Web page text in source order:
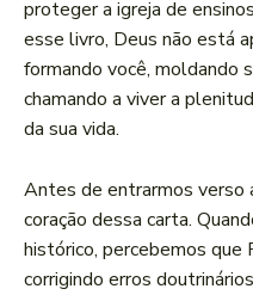
proteger a igreja de
esse livro, Deus não está
formando você, moldando
chamando a viver a
da sua vida.
Antes de entrarmos verso
coração dessa carta.
histórico, percebemos que
corrigindo erros